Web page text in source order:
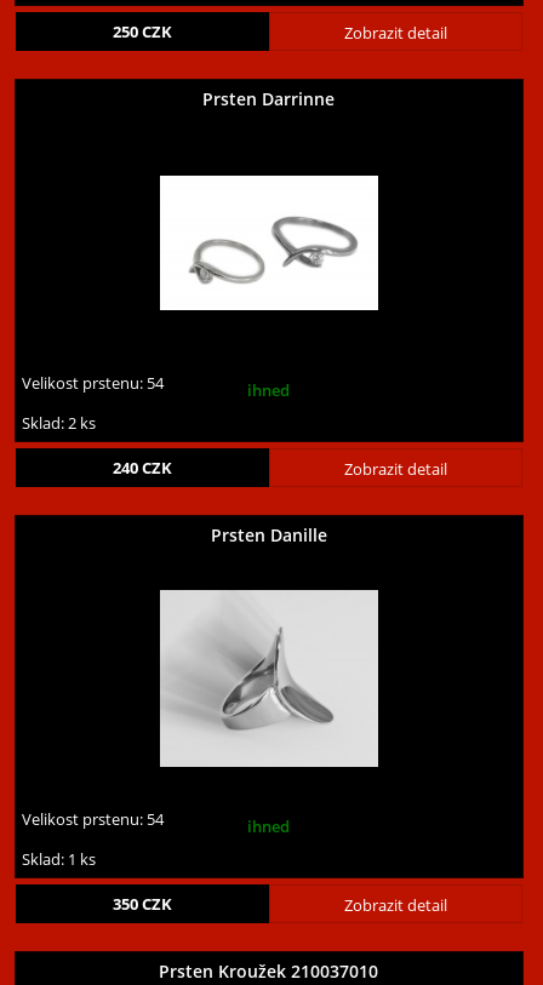
Zobrazit detail
250CZK
Prsten Darrinne
Velikost prstenu: 54
ihned
Sklad: 2 ks
Zobrazit detail
240CZK
Prsten Danille
Velikost prstenu: 54
ihned
Sklad: 1 ks
Zobrazit detail
350CZK
Prsten Kroužek 210037010